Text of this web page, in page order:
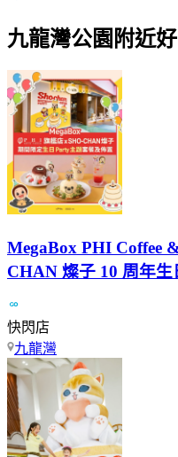
九龍灣公園附近
MegaBox PHI Coffee
CHAN 燦子 10 周年生
快閃店
九龍灣